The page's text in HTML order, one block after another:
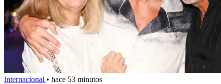
Internacional • hace 53 minutos